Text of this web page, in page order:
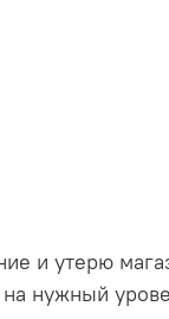
и утерю
нужный